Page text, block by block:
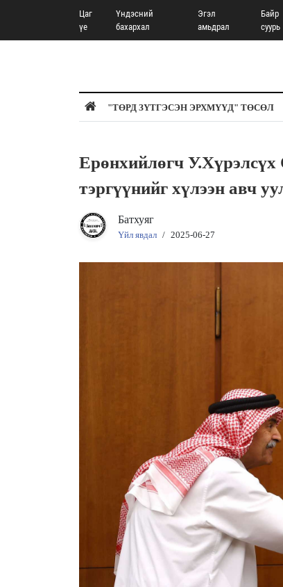
Цаг
үе
Үндэсний
бахархал
Эгэл
амьдрал
Байр
суурь
"ТӨРД ЗҮТГЭСЭН ЭРХМҮҮД" ТӨСӨЛ
Ерөнхийлөгч
тэргүүнийг хүлээн авч
Батхуяг
Үйл явдал / 2025-06-27